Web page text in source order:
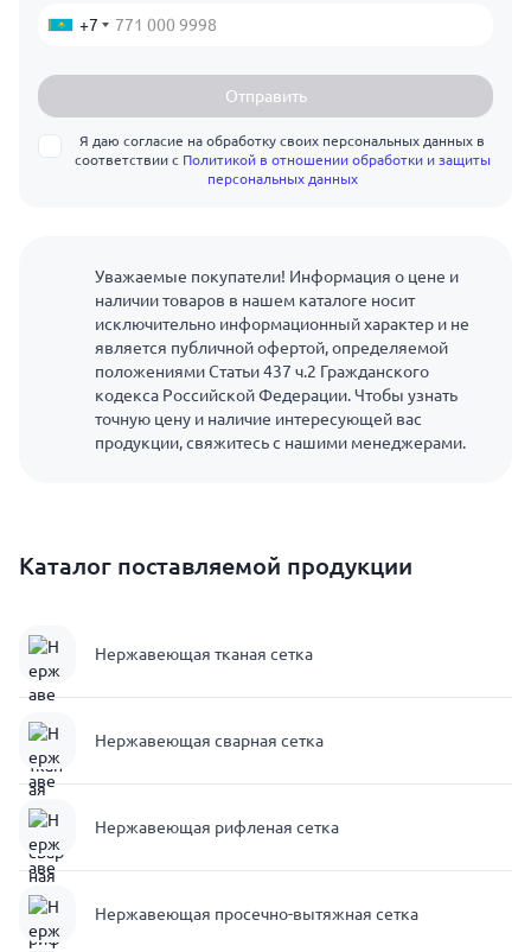
+7
Отправить
Я даю согласие на обработку своих персональных данных в
соответствии с Политикой в отношении обработки и защиты
персональных данных
Уважаемые покупатели! Информация о цене и
наличии товаров в нашем каталоге носит
исключительно информационный характер и не
является публичной офертой, определяемой
положениями Статьи 437 ч.2 Гражданского
кодекса Российской Федерации. Чтобы узнать
точную цену и наличие интересующей вас
продукции, свяжитесь с нашими менеджерами.
Каталог поставляемой продукции
Нержавеющая тканая сетка
Нержавеющая сварная сетка
Нержавеющая рифленая сетка
Нержавеющая просечно-вытяжная сетка